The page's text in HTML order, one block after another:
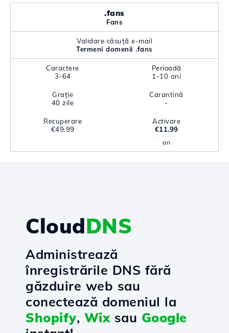
.fans
Fans
Validare căsuță e-mail
Termeni domenii .fans
Caractere
3-64
Perioadă
1-10 ani
Grație
40 zile
Carantină
-
Recuperare
€49.99
Activare
€11.99
an
CloudDNS
Administrează
înregistrările DNS fără
găzduire web sau
conectează domeniul la
Shopify, Wixsau Google